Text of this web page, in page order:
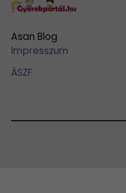
Asan Blog
Impresszum
ÁSZF